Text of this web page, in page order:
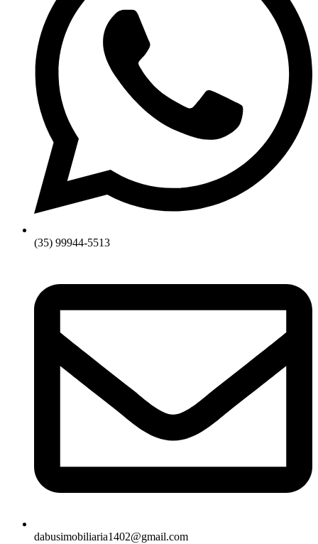
(35) 99944-5513
dabusimobiliaria1402@gmail.com